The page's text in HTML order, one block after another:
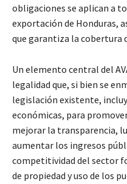
obligaciones se aplican a
exportación de Honduras,
que garantiza la cobertura
Un elemento central del
legalidad que, si bien se
legislación existente,
económicas, para
mejorar la transparencia,
aumentar los ingresos
competitividad del sector
de propiedad y uso de los